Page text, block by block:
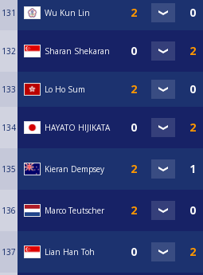
131 Wu Kun Lin
132 Sharan Shekaran
133 Lo Ho Sum
134 HAYATO HIJIKATA
135 Kieran Dempsey
136 Marco Teutscher
137 Lian Han Toh